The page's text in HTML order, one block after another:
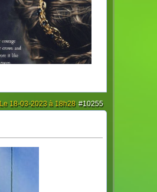
#10255
Le 18-03-2023 à 18h28